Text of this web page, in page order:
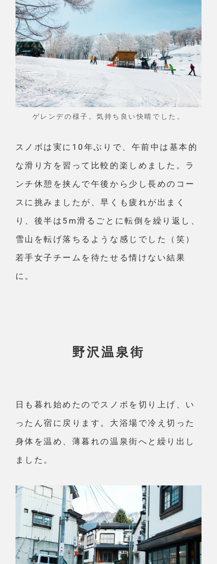
ゲレンデの様子。気持ち良い快晴でした。
スノボは実に10年ぶりで、午前中は基本的
な滑り方を習って比較的楽しめました。ラ
ンチ休憩を挟んで午後から少し長めのコー
スに挑みましたが、早くも疲れが出まく
り、後半は5m滑るごとに転倒を繰り返し、
雪山を転げ落ちるような感じでした（笑）
若手女子チームを待たせる情けない結果
に。
野沢温泉街
日も暮れ始めたのでスノボを切り上げ、い
ったん宿に戻ります。大浴場で冷え切った
身体を温め、薄暮れの温泉街へと繰り出し
ました。